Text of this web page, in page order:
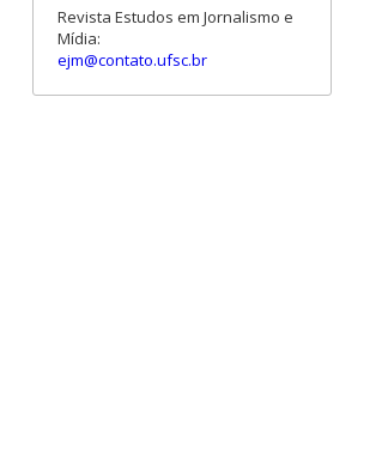
Revista Estudos em Jornalismo e
Mídia:
ejm@contato.ufsc.br